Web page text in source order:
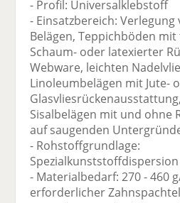
- Profil: Universalklebstoff
- Einsatzbereich: Verlegung
Belägen, Teppichböden
Schaum- oder latexierter
Webware, leichten
Linoleumbelägen mit Jute-
Sisalbelägen mit und ohne
auf saugenden
- Rohstoffgrundlage:
Spezialkunststoffdispersion
- Materialbedarf: 270 - 460
erforderlicher